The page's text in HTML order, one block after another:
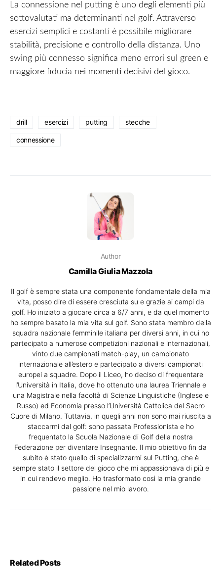
La connessione nel putting è uno degli elementi più
sottovalutati ma determinanti nel golf. Attraverso
esercizi semplici e costanti è possibile migliorare
stabilità, precisione e controllo della distanza. Uno
swing più connesso significa meno errori sul green e
maggiore fiducia nei momenti decisivi del gioco.
drill esercizi putting stecche
connessione
Author
Camilla Giulia Mazzola
Il golf è sempre stata una componente fondamentale della mia
vita, posso dire di essere cresciuta su e grazie ai campi da
golf. Ho iniziato a giocare circa a 6/7 anni, e da quel momento
ho sempre basato la mia vita sul golf. Sono stata membro della
squadra nazionale femminile italiana per diversi anni, in cui ho
partecipato a numerose competizioni nazionali e internazionali,
vinto due campionati match-play, un campionato
internazionale all’estero e partecipato a diversi campionati
europei a squadre. Dopo il Liceo, ho deciso di frequentare
l’Università in Italia, dove ho ottenuto una laurea Triennale e
una Magistrale nella facoltà di Scienze Linguistiche (Inglese e
Russo) ed Economia presso l’Università Cattolica del Sacro
Cuore di Milano. Tuttavia, in quegli anni non sono mai riuscita a
staccarmi dal golf: sono passata Professionista e ho
frequentato la Scuola Nazionale di Golf della nostra
Federazione per diventare Insegnante. Il mio obiettivo fin da
subito è stato quello di specializzarmi sul Putting, che è
sempre stato il settore del gioco che mi appassionava di più e
in cui rendevo meglio. Ho trasformato così la mia grande
passione nel mio lavoro.
Related Posts